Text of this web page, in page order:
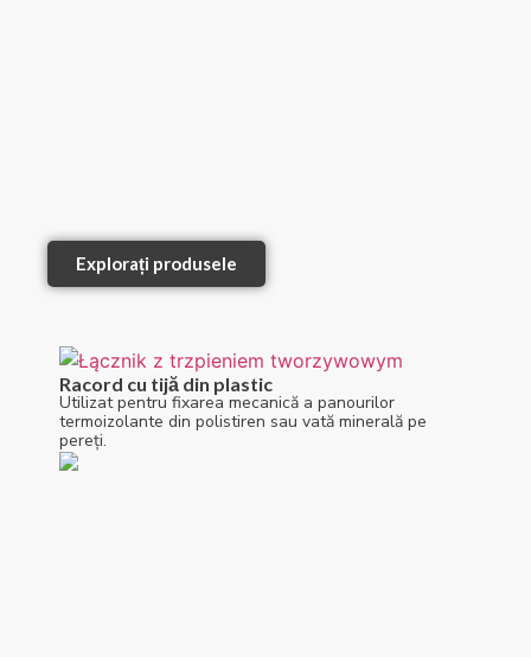
Explorați produsele
Racord cu tijă din plastic
Utilizat pentru fixarea mecanică a panourilor
termoizolante din polistiren sau vată minerală pe
pereți.